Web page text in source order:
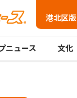
港北区版
ニュース 文化